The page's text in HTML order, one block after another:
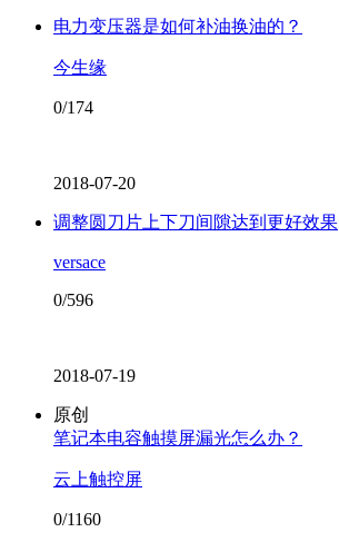
电力变压器是如何补油换油的？
今生缘
0/174
2018-07-20
调整圆刀片上下刀间隙达到更好效果
versace
0/596
2018-07-19
原创
笔记本电容触摸屏漏光怎么办？
云上触控屏
0/1160